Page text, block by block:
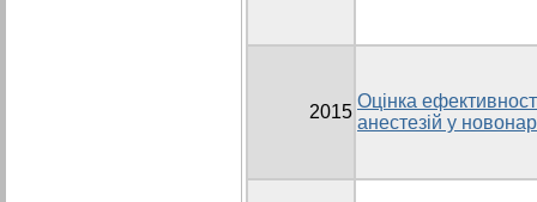
2015
Оцінка
анестезій у